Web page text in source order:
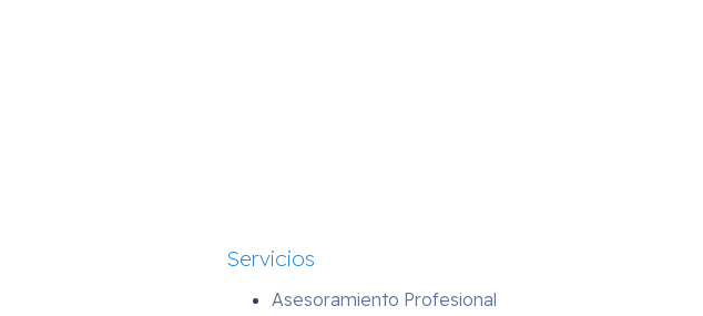
Servicios
Asesoramiento Profesional